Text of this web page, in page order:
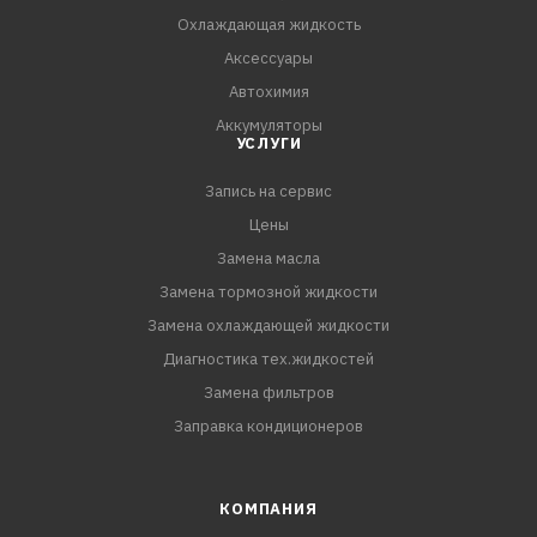
- Не оставляет разводов и жирной пленки на
Охлаждающая жидкость
Аксессуары
Автохимия
Аккумуляторы
УСЛУГИ
Запись на сервис
Цены
Замена масла
Замена тормозной жидкости
Замена охлаждающей жидкости
Диагностика тех.жидкостей
Замена фильтров
Заправка кондиционеров
КОМПАНИЯ